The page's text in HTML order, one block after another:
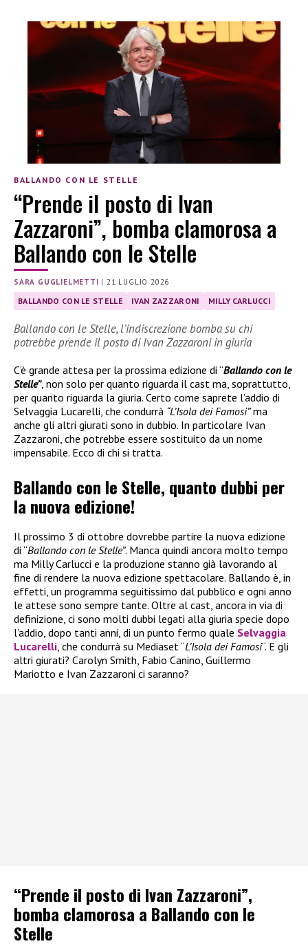
BALLANDO CON LE STELLE
“Prende il posto di Ivan
Zazzaroni”, bomba clamorosa a
Ballando con le Stelle
SARA GUGLIELMETTI |21 LUGLIO 2026
BALLANDO CON LE STELLE IVAN ZAZZARONI MILLY CARLUCCI
Ballando con le Stelle, l’indiscrezione bomba su chi
potrebbe prende il posto di Ivan Zazzaroni in giuria
C’è grande attesa per la prossima edizione di “Ballando con le
Stelle”, non solo per quanto riguarda il cast ma, soprattutto,
per quanto riguarda la giuria. Certo come saprete l’addio di
Selvaggia Lucarelli, che condurrà “L’Isola dei Famosi”ma
anche gli altri giurati sono in dubbio. In particolare Ivan
Zazzaroni, che potrebbe essere sostituito da un nome
impensabile. Ecco di chi si tratta.
Ballando con le Stelle, quanto dubbi per
la nuova edizione!
Il prossimo 3 di ottobre dovrebbe partire la nuova edizione
di “Ballando con le Stelle”. Manca quindi ancora molto tempo
ma Milly Carlucci e la produzione stanno già lavorando al
fine di rendere la nuova edizione spettacolare. Ballando è, in
effetti, un programma seguitissimo dal pubblico e ogni anno
le attese sono sempre tante. Oltre al cast, ancora in via di
definizione, ci sono molti dubbi legati alla giuria specie dopo
l’addio, dopo tanti anni, di un punto fermo quale Selvaggia
Lucarelli, che condurrà su Mediaset “L’Isola dei Famosi“. E gli
altri giurati? Carolyn Smith, Fabio Canino, Guillermo
Mariotto e Ivan Zazzaroni ci saranno?
“Prende il posto di Ivan Zazzaroni”,
bomba clamorosa a Ballando con le
Stelle